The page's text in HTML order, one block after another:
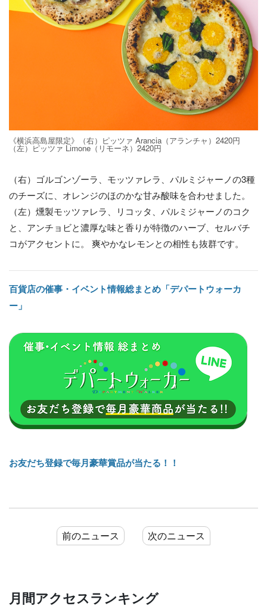
《横浜高島屋限定》（右）ピッツァ Arancia（アランチャ）2420円
（左）ピッツァ Limone（リモーネ）2420円
（右）ゴルゴンゾーラ、モッツァレラ、パルミジャーノの3種
のチーズに、オレンジのほのかな甘み酸味を合わせました。
（左）燻製モッツァレラ、リコッタ、パルミジャーノのコク
と、アンチョビと濃厚な味と香りが特徴のハーブ、セルバチ
コがアクセントに。 爽やかなレモンとの相性も抜群です。
百貨店の催事・イベント情報総まとめ「デパートウォーカ
ー」
お友だち登録で毎月豪華賞品が当たる！！
前のニュース 次のニュース
月間アクセスランキング